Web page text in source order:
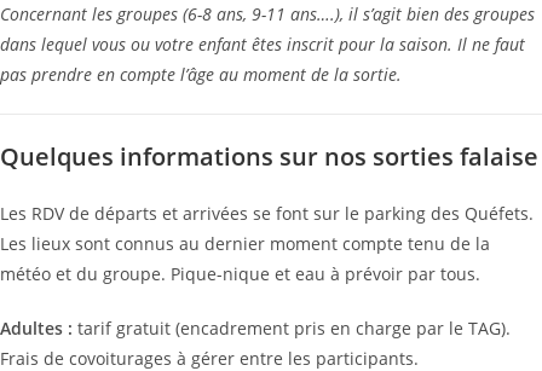
Concernant les groupes (6-8 ans, 9-11 ans….), il s’agit bien des groupes
dans lequel vous ou votre enfant êtes inscrit pour la saison. Il ne faut
pas prendre en compte l’âge au moment de la sortie.
Quelques informations sur nos sorties falaise
Les RDV de départs et arrivées se font sur le parking des Quéfets.
Les lieux sont connus au dernier moment compte tenu de la
météo et du groupe. Pique-nique et eau à prévoir par tous.
Adultes : tarif gratuit (encadrement pris en charge par le TAG).
Frais de covoiturages à gérer entre les participants.